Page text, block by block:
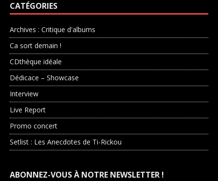
CATÉGORIES
Archives : Critique d'albums
Ca sort demain !
CDthèque idéale
Dédicace – Showcase
Interview
Live Report
Promo concert
Setlist : Les Anecdotes de Ti-Rickou
ABONNEZ-VOUS À NOTRE NEWSLETTER !